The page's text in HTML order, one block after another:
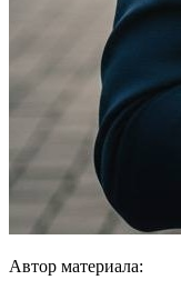
Автор материала: